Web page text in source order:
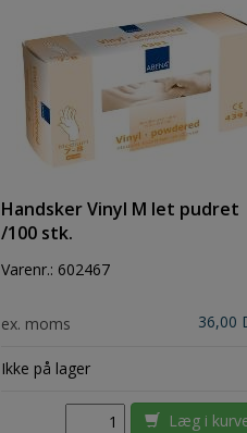
Handsker Vinyl M let pudret
/100 stk.
Varenr.: 602467
ex. moms 36,00
Ikke på lager
Læg i